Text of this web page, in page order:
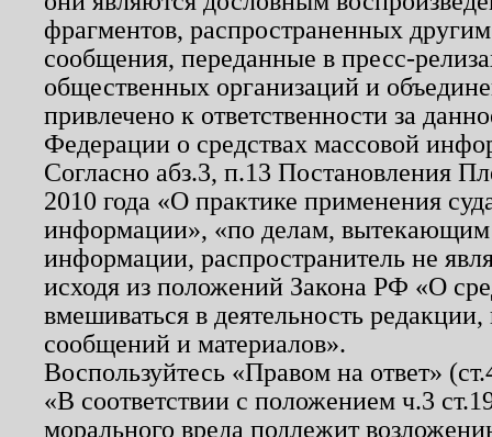
фрагментов, распространенных
сообщения, переданные в пресс-
общественных организаций и
привлечено к ответственности за
Федерации о средствах массовой
Согласно абз.3, п.13 Постановления
2010 года «О практике применения
информации», «по делам, вытекающим
информации, распространитель не
исходя из положений Закона РФ «О
вмешиваться в деятельность
сообщений и материалов».
Воспользуйтесь «Правом на ответ»
«В соответствии с положением ч.3
морального вреда подлежит